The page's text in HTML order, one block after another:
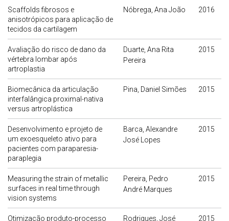
Scaffolds fibrosos e
anisotrópicos para aplicação de
tecidos da cartilagem
Nóbrega, Ana João 2016
Avaliação do risco de dano da
vértebra lombar após
artroplastia
Duarte, Ana Rita
Pereira
2015
Biomecânica da articulação
interfalângica proximal-nativa
versus artroplástica
Pina, Daniel Simões 2015
Desenvolvimento e projeto de
um exoesqueleto ativo para
pacientes com paraparesia-
paraplegia
Barca, Alexandre
José Lopes
2015
Measuring the strain of metallic
surfaces in real time through
vision systems
Pereira, Pedro
André Marques
2015
Otimização produto-processo
Rodrigues, José
2015